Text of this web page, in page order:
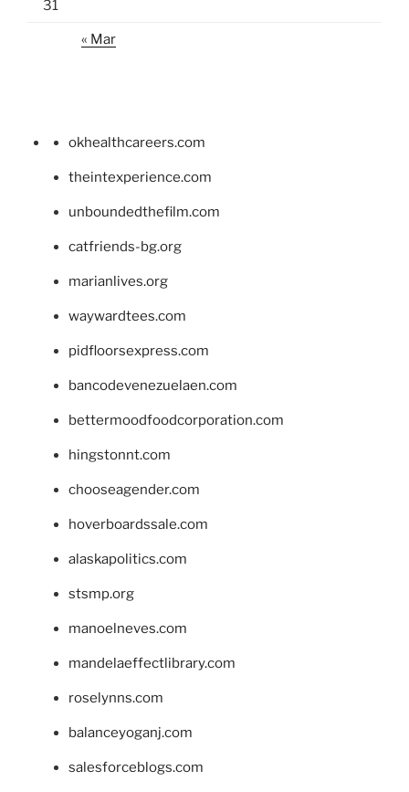
31
« Mar
okhealthcareers.com
theintexperience.com
unboundedthefilm.com
catfriends-bg.org
marianlives.org
waywardtees.com
pidfloorsexpress.com
bancodevenezuelaen.com
bettermoodfoodcorporation.com
hingstonnt.com
chooseagender.com
hoverboardssale.com
alaskapolitics.com
stsmp.org
manoelneves.com
mandelaeffectlibrary.com
roselynns.com
balanceyoganj.com
salesforceblogs.com